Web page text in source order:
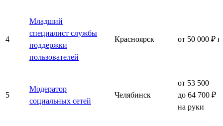
4
Младший
специалист службы
поддержки
пользователей
Красноярск от 50 000 ₽
5
Модератор
социальных сетей
Челябинск
от 53 500
до 64 700 ₽
на руки